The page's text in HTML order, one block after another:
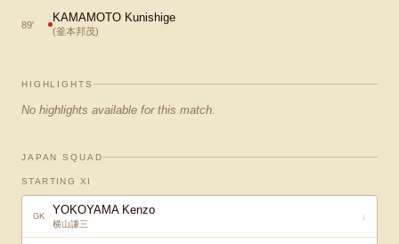
89'
KAMAMOTO Kunishige
(釜本邦茂)
HIGHLIGHTS
No highlights available for this match.
JAPAN SQUAD
STARTING XI
GK YOKOYAMA Kenzo
横山謙三
↓